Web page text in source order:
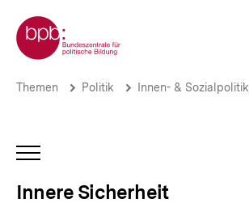
zum
Seiteninhalt
springen
Zur Startseite der bpb
Jugendkriminalität
Innere
Sicherheit
bpb.de
Brotkrümelnavigation
Pfadnavigation
Themen Politik Innen- & Sozialpolitik
INHALTSNAVIGATION
Innere Sicherheit